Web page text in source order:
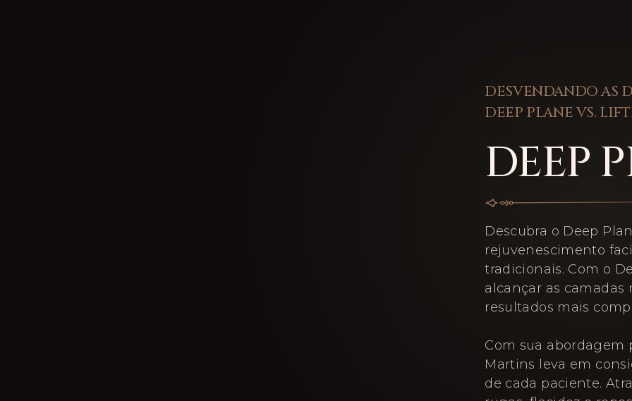
DESVENDANDO AS
DEEP PLANE VS.
DEEP
Descubra o Deep
rejuvenescimento
tradicionais. Com o
alcançar as
resultados mais
Com sua abordagem
Martins leva em
de cada paciente.